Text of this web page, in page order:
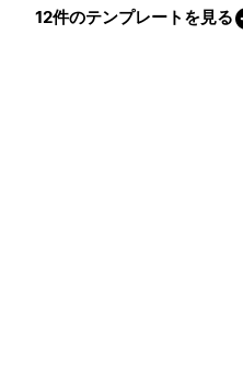
12件のテンプレートを見る